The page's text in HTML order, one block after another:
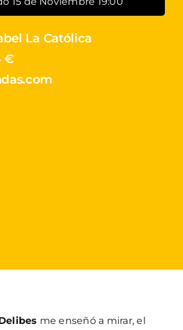
La Católica
€
me enseñó a mirar, el